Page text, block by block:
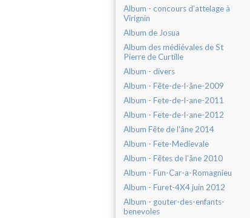
Album - concours d'attelage à
Virignin
Album de Josua
Album des médiévales de St
Pierre de Curtille
Album - divers
Album - Fête-de-l-âne-2009
Album - Fete-de-l-ane-2011
Album - Fete-de-l-ane-2012
Album Fête de l'âne 2014
Album - Fete-Medievale
Album - Fêtes de l'âne 2010
Album - Fun-Car-a-Romagnieu
Album - Furet-4X4 juin 2012
Album - gouter-des-enfants-
benevoles